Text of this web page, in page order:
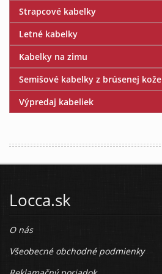
Strapcové kabelky
Letné kabelky
Kabelky na zimu
Semišové kabelky z brúsenej kože
Výpredaj kabeliek
Locca.sk
O nás
Všeobecné obchodné podmienky